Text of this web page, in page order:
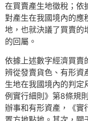
在買賣產生地徵稅；依
對產生在我國境內的應
地，也就決議了買賣的
的回屬。
依據上述數字經濟買賣
辨從發賣貨色、有形資
生地在我國境內的判定
例實行細則》第8條規
辦事和有形資產，《實